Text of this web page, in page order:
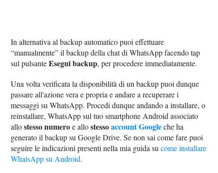
In alternativa al backup automatico puoi effettuare
“manualmente” il backup della chat di WhatsApp facendo tap
sul pulsanteEsegui backup, per procedere immediatamente.
Una volta verificata la disponibilità di un backup puoi dunque
passare all'azione vera e propria e andare a recuperare i
messaggi su WhatsApp. Procedi dunque andando a installare, o
reinstallare, WhatsApp sul tuo smartphone Android associato
allostesso numeroe allostessoaccount Googleche ha
generato il backup su Google Drive. Se non sai come fare puoi
seguire le indicazioni presenti nella mia guida sucome installare
WhatsApp su Android.